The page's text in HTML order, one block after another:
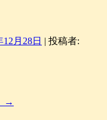
12月28日 | 投稿者:
→